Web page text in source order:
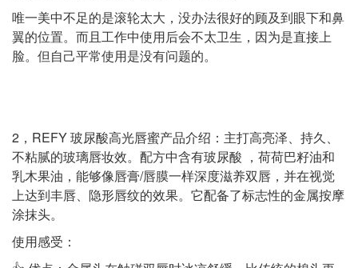
唯一美中不足的是滚轮太大，没办法很好的顾及到眼下和鼻
翼的位置。而且工作中使用后会不太卫生，因为是直接上
脸。但自己平常使用是没有问题的。
2，REFY 玻尿酸高光唇蜜产品介绍：主打高亮泽、持久、
不粘腻的玻璃唇妆效。配方中含有玻尿酸 ，荷荷巴籽油和
乳木果油，能够像唇膏/唇膜一样深度滋养双唇，并在视觉
上达到丰唇、隐形唇纹的效果。它配备了标志性的金属按摩
涂抹头。
使用感受：